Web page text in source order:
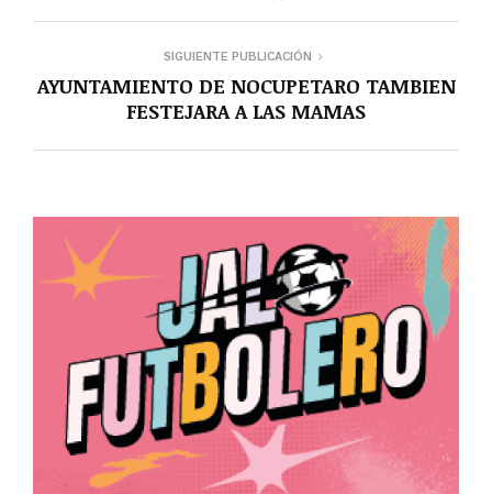
SIGUIENTE PUBLICACIÓN
AYUNTAMIENTO DE NOCUPETARO TAMBIEN
FESTEJARA A LAS MAMAS